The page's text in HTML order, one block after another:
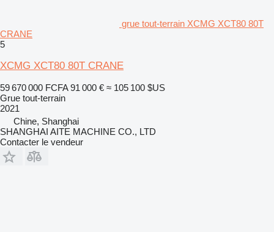
grue tout-terrain XCMG XCT80 80T
CRANE
5
XCMG XCT80 80T CRANE
59 670 000 FCFA 91 000 € ≈ 105 100 $US
Grue tout-terrain
2021
Chine, Shanghai
SHANGHAI AITE MACHINE CO., LTD
Contacter le vendeur